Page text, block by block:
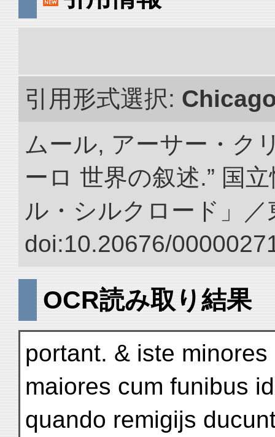
引用形式選択:
ムール, アーサー・ク
ーロ 世界の叙述.” 国
ル・シルクロード」／
doi:10.20676/
OCR読み取り結果
portant. & iste
maiores cum funibus
quando remigijs